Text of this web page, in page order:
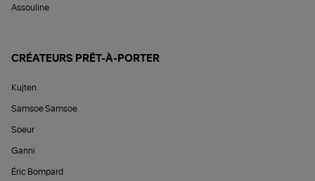
Assouline
CRÉATEURS PRÊT-À-PORTER
Kujten
Samsoe Samsoe
Soeur
Ganni
Éric Bompard